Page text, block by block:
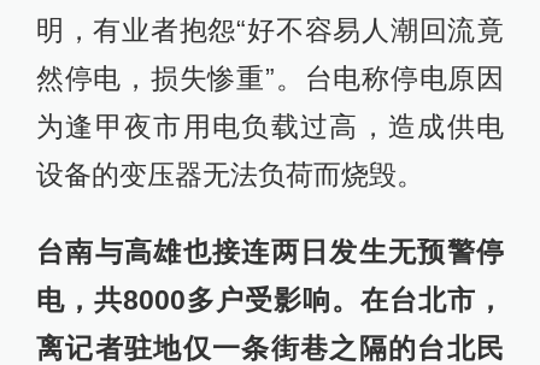
明，有业者抱怨“好不容易人潮回流竟
然停电，损失惨重”。台电称停电原因
为逢甲夜市用电负载过高，造成供电
设备的变压器无法负荷而烧毁。
台南与高雄也接连两日发生无预警停
电，共8000多户受影响。在台北市，
离记者驻地仅一条街巷之隔的台北民